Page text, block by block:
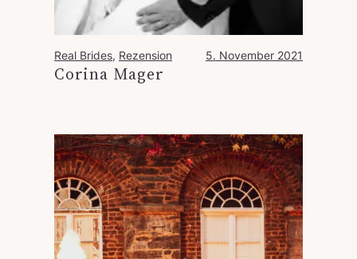
Real Brides, Rezension 5. November 2021
Corina Mager